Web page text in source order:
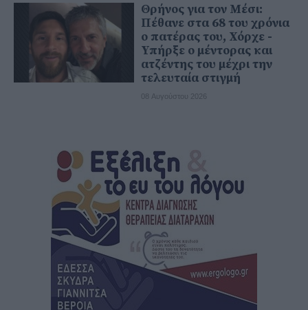
Θρήνος για τον Μέσι:
Πέθανε στα 68 του χρόνια
ο πατέρας του, Χόρχε -
Υπήρξε ο μέντορας και
ατζέντης του μέχρι την
τελευταία στιγμή
08 Αυγούστου 2026